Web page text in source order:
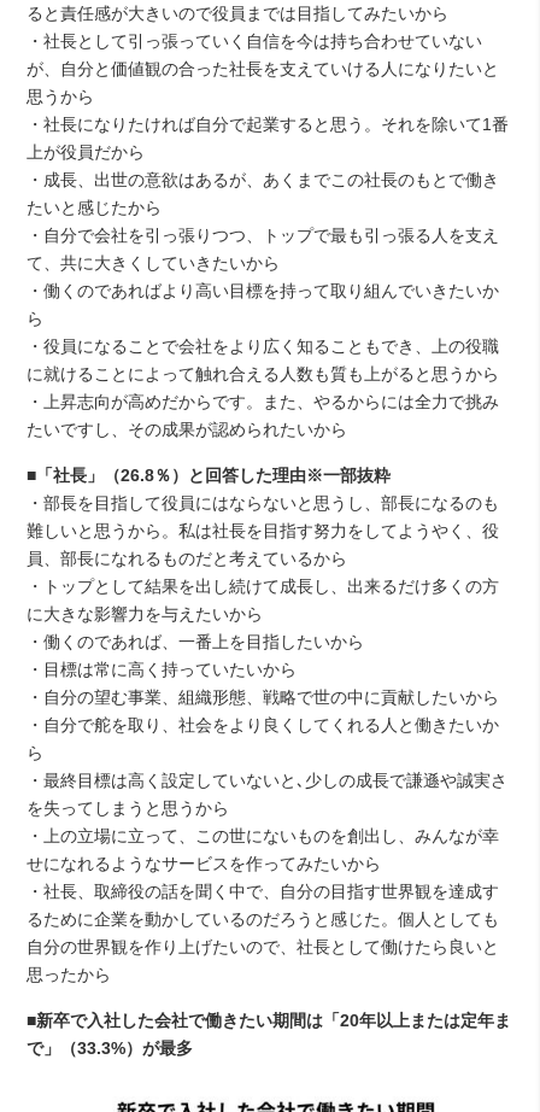
ると責任感が大きいので役員までは目指してみたいから
・社長として引っ張っていく自信を今は持ち合わせていない
が、自分と価値観の合った社長を支えていける人になりたいと
思うから
・社長になりたければ自分で起業すると思う。それを除いて1番
上が役員だから
・成長、出世の意欲はあるが、あくまでこの社長のもとで働き
たいと感じたから
・自分で会社を引っ張りつつ、トップで最も引っ張る人を支え
て、共に大きくしていきたいから
・働くのであればより高い目標を持って取り組んでいきたいか
ら
・役員になることで会社をより広く知ることもでき、上の役職
に就けることによって触れ合える人数も質も上がると思うから
・上昇志向が高めだからです。また、やるからには全力で挑み
たいですし、その成果が認められたいから
■「社長」（26.8％）と回答した理由※一部抜粋
・部長を目指して役員にはならないと思うし、部長になるのも
難しいと思うから。私は社長を目指す努力をしてようやく、役
員、部長になれるものだと考えているから
・トップとして結果を出し続けて成長し、出来るだけ多くの方
に大きな影響力を与えたいから
・働くのであれば、一番上を目指したいから
・目標は常に高く持っていたいから
・自分の望む事業、組織形態、戦略で世の中に貢献したいから
・自分で舵を取り、社会をより良くしてくれる人と働きたいか
ら
・最終目標は高く設定していないと､少しの成長で謙遜や誠実さ
を失ってしまうと思うから
・上の立場に立って、この世にないものを創出し、みんなが幸
せになれるようなサービスを作ってみたいから
・社長、取締役の話を聞く中で、自分の目指す世界観を達成す
るために企業を動かしているのだろうと感じた。個人としても
自分の世界観を作り上げたいので、社長として働けたら良いと
思ったから
■新卒で入社した会社で働きたい期間は「20年以上または定年ま
で」（33.3%）が最多